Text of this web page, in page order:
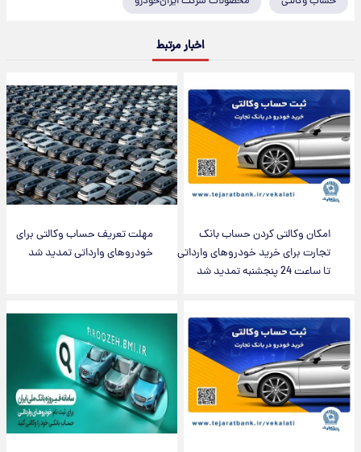
اخبار مرتبط
امکان وکالتی کردن حساب بانک
تجارت برای خرید خودروهای وارداتی
تا ساعت 24 پنجشنبه تمدید شد
مهلت تعریف حساب وکالتی برای
خودروهای وارداتی تمدید شد